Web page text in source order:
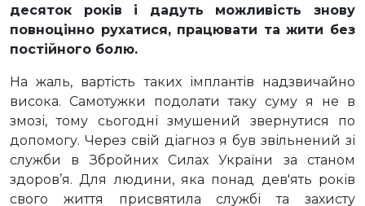
десяток років і дадуть можливість знову
повноцінно рухатися, працювати та жити без
постійного болю.
На жаль, вартість таких імплантів надзвичайно
висока. Самотужки подолати таку суму я не в
змозі, тому сьогодні змушений звернутися по
допомогу. Через свій діагноз я був звільнений зі
служби в Збройних Силах України за станом
здоров’я. Для людини, яка понад дев'ять років
свого життя присвятила службі та захисту